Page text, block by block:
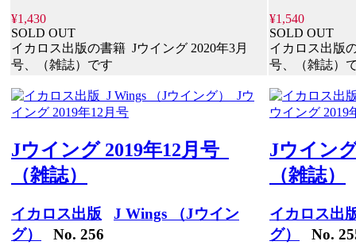
¥1,430
SOLD OUT
イカロス出版の書籍 Jウイング 2020年3月
号、（雑誌）です
¥1,540
SOLD OUT
イカロス出版
号、（雑誌）
Jウイング 2019年12月号
（雑誌）
イカロス出版
J Wings （Jウイン
グ）
No. 256
Jウイン
（雑誌）
イカロス出
グ）
No.